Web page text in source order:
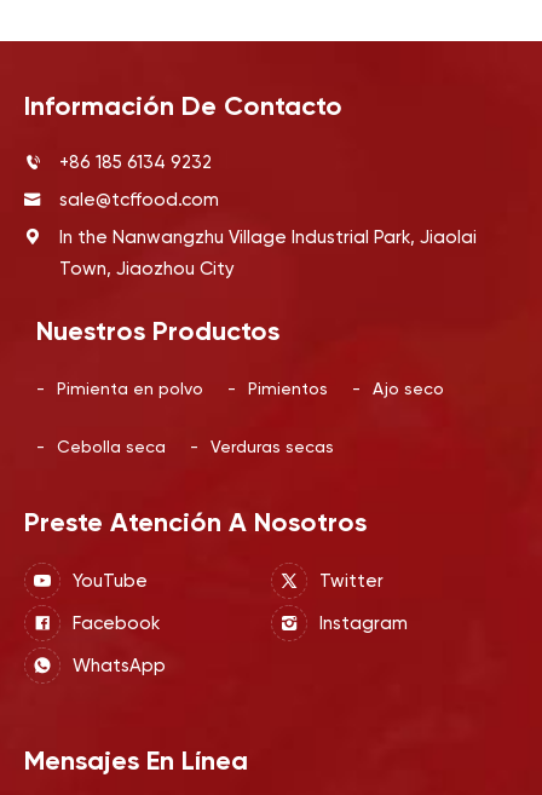
Información De Contacto
+86 185 6134 9232
sale@tcffood.com
In the Nanwangzhu Village Industrial Park, Jiaolai
Town, Jiaozhou City
Nuestros Productos
- Pimienta en polvo - Pimientos - Ajo seco
- Cebolla seca - Verduras secas
Preste Atención A Nosotros
YouTube
Twitter
Facebook
Instagram
WhatsApp
Mensajes En Línea